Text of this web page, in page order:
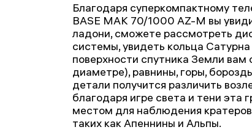
Благодаря суперкомпактному
BASE МАК 70/1000 AZ-M вы
ладони, сможете рассмотреть
системы, увидеть кольца
поверхности спутника Земли
диаметре), равнины, горы,
детали получится различить
благодаря игре света и тени эта
местом для наблюдения
таких как Апеннины и Альпы.